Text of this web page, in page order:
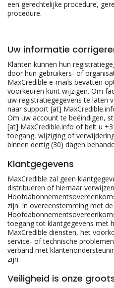
een gerechtelijke procedure,
procedure.
Uw informatie
Klanten kunnen hun
door hun gebruikers- of
MaxCredible e-mails bevatten
voorkeuren kunt wijzigen. Om
uw registratiegegevens te laten
naar support [at]
Om uw account te beëindigen,
[at] MaxCredible.info of belt u
toegang, wijziging of
binnen dertig (30) dagen
Klantgegevens
MaxCredible zal geen
distribueren of hiernaar
zijn. In overeenstemming met
toegang tot klantgegevens met
MaxCredible diensten, het
service- of technische
verband met
zijn.
Veiligheid is onze